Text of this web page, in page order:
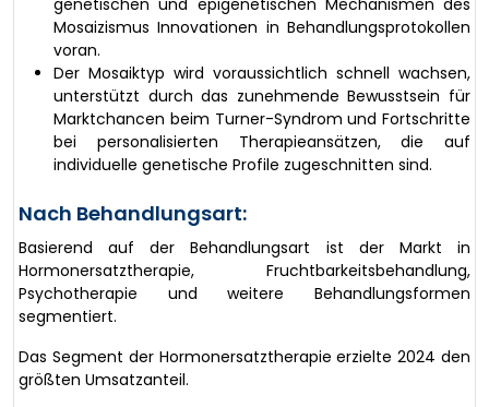
Mosaizismus Innovationen in Behandlungsprotokollen
voran.
Der Mosaiktyp wird voraussichtlich schnell wachsen,
unterstützt durch das zunehmende Bewusstsein für
Marktchancen beim Turner-Syndrom und Fortschritte
bei personalisierten Therapieansätzen, die auf
individuelle genetische Profile zugeschnitten sind.
Nach Behandlungsart:
Basierend auf der Behandlungsart ist der Markt in
Hormonersatztherapie, Fruchtbarkeitsbehandlung,
Psychotherapie und weitere Behandlungsformen
segmentiert.
Das Segment der Hormonersatztherapie erzielte 2024 den
größten Umsatzanteil.